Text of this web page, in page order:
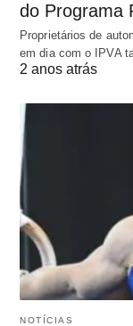
do Programa
Proprietários de
em dia com o IPVA
2 anos atrás
NOTÍCIAS